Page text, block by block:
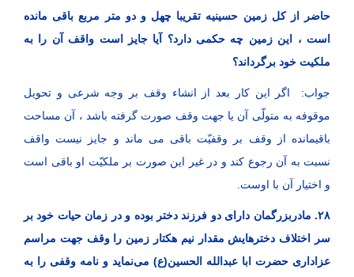
حاضر از کل زمین حسینیه تقریبا چهل و دو متر مربع باقی مانده
است ، این زمین چه حکمی دارد؟ آیا جایز است واقف آن را به
ملکیت خود برگرداند؟
جواب: اگر این کار بعد از انشاء وقف بر وجه شرعی و تحویل
موقوفه به متولّی آن یا جهت وقف صورت گرفته باشد ، آن مساحت
باقیمانده از وقف بر وقفیّت باقی می ماند و جایز نیست واقف
نسبت به آن رجوع کند و در غیر این صورت بر ملکیّت او باقی است
و اختیار آن با اوست.
۲۸. مادربزرگمان دارای دو فرزند دختر بوده و در زمان حیات خود بر
سر اختلاف دخترهایش مقدار نیم هکتار زمین را وقف جهت مراسم
عزاداری حضرت ابا عبدالله الحسین(ع) می‌نماید و نامه وقفی را به